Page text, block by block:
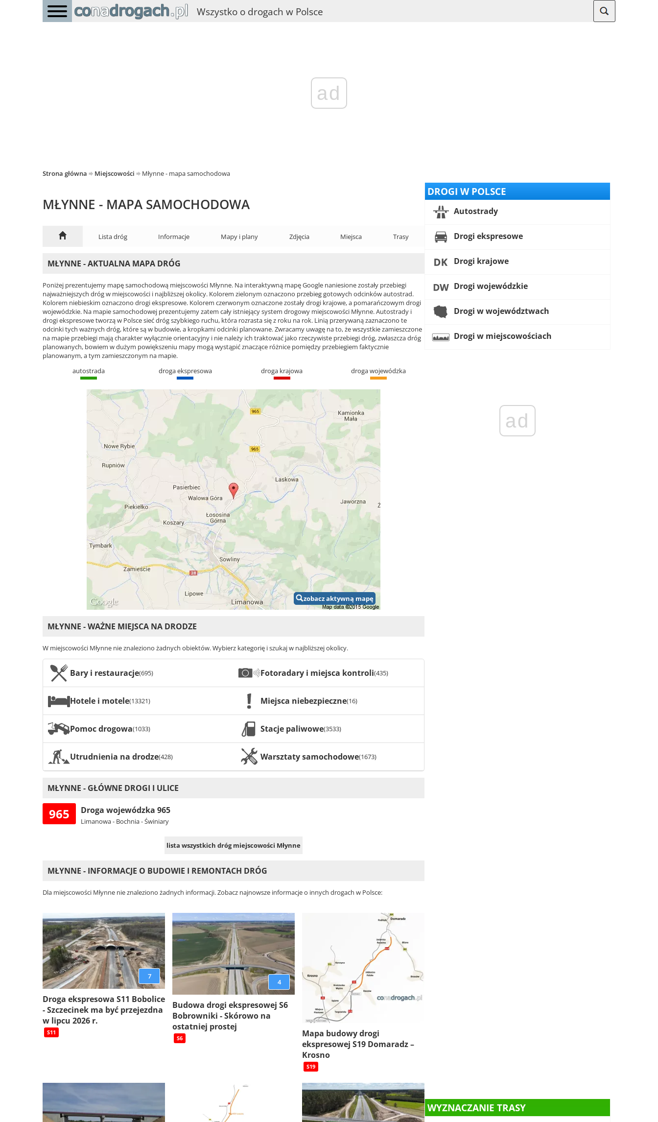
Wszystko o drogach w Polsce
ad
Strona główna Miejscowości Młynne - mapa samochodowa
MŁYNNE - MAPA SAMOCHODOWA
Lista dróg Informacje Mapy i plany Zdjęcia Miejsca Trasy
MŁYNNE - AKTUALNA MAPA DRÓG
Poniżej prezentujemy mapę samochodową miejscowości Młynne. Na interaktywną mapę Google naniesione zostały przebiegi
najważniejszych dróg w miejscowości i najbliższej okolicy. Kolorem zielonym oznaczono przebieg gotowych odcinków autostrad.
Kolorem niebieskim oznaczono drogi ekspresowe. Kolorem czerwonym oznaczone zostały drogi krajowe, a pomarańczowym drogi
wojewódzkie. Na mapie samochodowej prezentujemy zatem cały istniejący system drogowy miejscowości Młynne. Autostrady i
drogi ekspresowe tworzą w Polsce sieć dróg szybkiego ruchu, która rozrasta się z roku na rok. Linią przerywaną zaznaczono te
odcinki tych ważnych dróg, które są w budowie, a kropkami odcinki planowane. Zwracamy uwagę na to, że wszystkie zamieszczone
na mapie przebiegi mają charakter wyłącznie orientacyjny i nie należy ich traktować jako rzeczywiste przebiegi dróg, zwłaszcza dróg
planowanych, bowiem w dużym powiększeniu mapy mogą wystąpić znaczące różnice pomiędzy przebiegiem faktycznie
planowanym, a tym zamieszczonym na mapie.
autostrada
droga ekspresowa droga krajowa droga wojewódzka
zobacz aktywną mapę
MŁYNNE - WAŻNE MIEJSCA NA DRODZE
W miejscowości Młynne nie znaleziono żadnych obiektów. Wybierz kategorię i szukaj w najbliższej okolicy.
Bary i restauracje(695) Fotoradary i miejsca kontroli(435)
Hotele i motele(13321) Miejsca niebezpieczne(16)
Pomoc drogowa(1033) Stacje paliwowe(3533)
Utrudnienia na drodze(428) Warsztaty samochodowe(1673)
MŁYNNE - GŁÓWNE DROGI I ULICE
965 Droga wojewódzka 965
Limanowa - Bochnia - Świniary
lista wszystkich dróg miejscowości Młynne
MŁYNNE - INFORMACJE O BUDOWIE I REMONTACH DRÓG
Dla miejscowości Młynne nie znaleziono żadnych informacji. Zobacz najnowsze informacje o innych drogach w Polsce:
7
Droga ekspresowa S11 Bobolice
- Szczecinek ma być przejezdna
w lipcu 2026 r.
S11
4
Budowa drogi ekspresowej S6
Bobrowniki - Skórowo na
ostatniej prostej
S6
Mapa budowy drogi
ekspresowej S19 Domaradz –
Krosno
S19
DROGI W POLSCE
Autostrady
Drogi ekspresowe
Drogi krajowe
Drogi wojewódzkie
Drogi w województwach
Drogi w miejscowościach
ad
WYZNACZANIE TRASY